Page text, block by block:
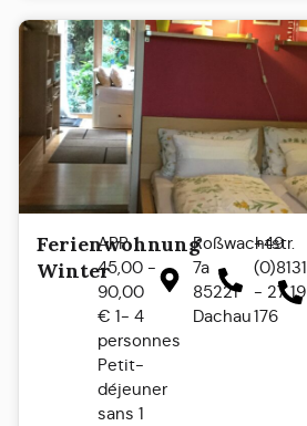
Ferienwohnung
Winter
APP
45,00 -
90,00
€ 1- 4
personnes
Petit-
déjeuner
sans 1
Roßwachtstr.
7a
85221
Dachau
+49
(0)8131
- 27 19
176